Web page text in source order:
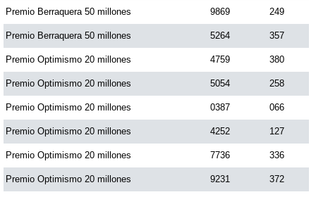
Premio Berraquera 50 millones 9869 249
Premio Berraquera 50 millones 5264 357
Premio Optimismo 20 millones 4759 380
Premio Optimismo 20 millones 5054 258
Premio Optimismo 20 millones 0387 066
Premio Optimismo 20 millones 4252 127
Premio Optimismo 20 millones 7736 336
Premio Optimismo 20 millones 9231 372